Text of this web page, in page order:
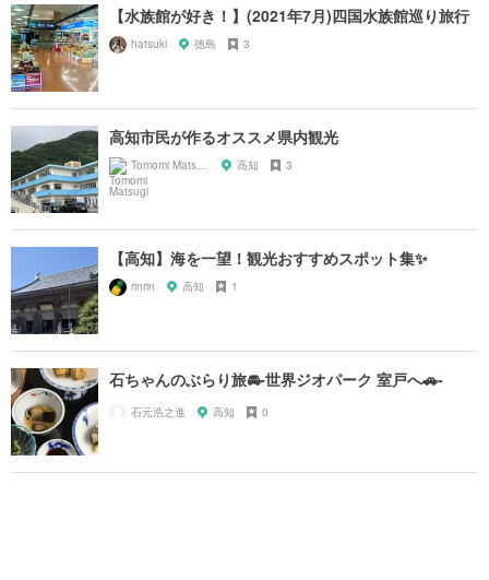
【水族館が好き！】(2021年7月)四国水族館巡り旅行
hatsuki 徳島 3
高知市民が作るオススメ県内観光
Tomomi Matsugi 高知 3
【高知】海を一望！観光おすすめスポット集✨
rinrin 高知 1
石ちゃんのぶらり旅🚘-世界ジオパーク 室戸へ🚗-
石元浩之進 高知 0